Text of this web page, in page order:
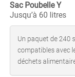
Sac Poubelle Y
Jusqu’à 60 litres
Un paquet de 240
compatibles avec
déchets